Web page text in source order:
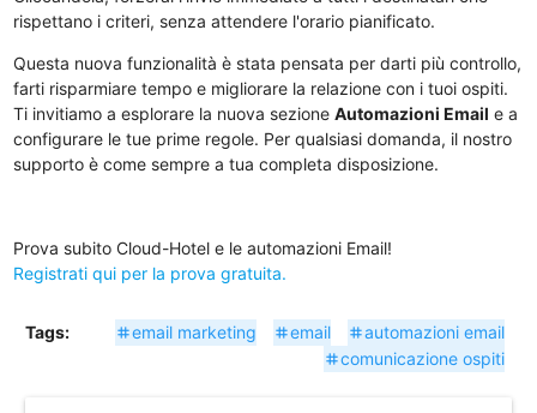
rispettano i criteri, senza attendere l'orario pianificato.
Questa nuova funzionalità è stata pensata per darti più controllo,
farti risparmiare tempo e migliorare la relazione con i tuoi ospiti.
Ti invitiamo a esplorare la nuova sezione Automazioni Email e a
configurare le tue prime regole. Per qualsiasi domanda, il nostro
supporto è come sempre a tua completa disposizione.
Prova subito Cloud-Hotel e le automazioni Email!
Registrati qui per la prova gratuita.
Tags: tagautomazioni email
tagemail
tagemail marketing
tagcomunicazione ospiti